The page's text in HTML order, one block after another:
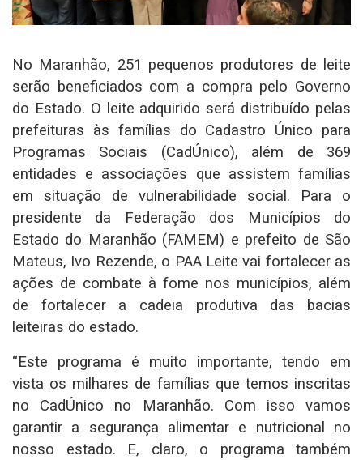
No Maranhão, 251 pequenos produtores de leite
serão beneficiados com a compra pelo Governo
do Estado. O leite adquirido será distribuído pelas
prefeituras às famílias do Cadastro Único para
Programas Sociais (CadÚnico), além de 369
entidades e associações que assistem famílias
em situação de vulnerabilidade social. Para o
presidente da Federação dos Municípios do
Estado do Maranhão (FAMEM) e prefeito de São
Mateus, Ivo Rezende, o PAA Leite vai fortalecer as
ações de combate à fome nos municípios, além
de fortalecer a cadeia produtiva das bacias
leiteiras do estado.
“Este programa é muito importante, tendo em
vista os milhares de famílias que temos inscritas
no CadÚnico no Maranhão. Com isso vamos
garantir a segurança alimentar e nutricional no
nosso estado. E, claro, o programa também